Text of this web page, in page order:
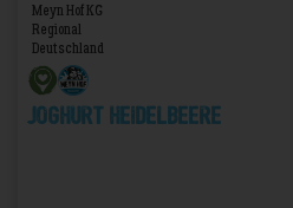
Meyn Hof KG
Regional
Deutschland
Joghurt Heidelbeere